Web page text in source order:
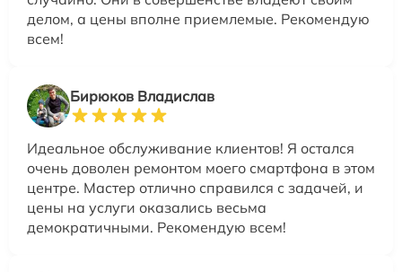
делом, а цены вполне приемлемые. Рекомендую
всем!
Бирюков Владислав
Идеальное обслуживание клиентов! Я остался
очень доволен ремонтом моего смартфона в этом
центре. Мастер отлично справился с задачей, и
цены на услуги оказались весьма
демократичными. Рекомендую всем!